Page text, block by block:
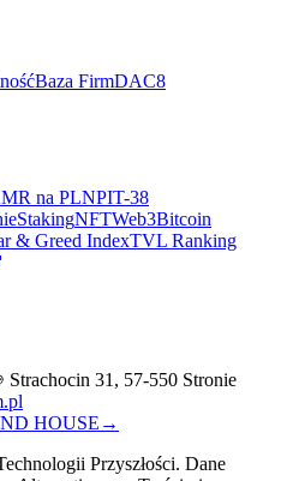
Baza FirmDAC8
na PLNPIT-38
StakingNFTWeb3Bitcoin
& Greed IndexTVL Ranking
Strachocin 31, 57-550 Stronie
HOUSE →
Przyszłości. Dane